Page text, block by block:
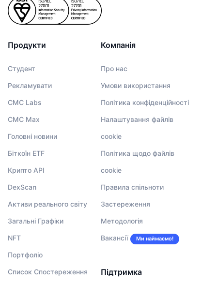
Продукти
Студент
Рекламувати
CMC Labs
CMC Max
Головні новини
Біткоїн ETF
Крипто API
DexScan
Активи реального світу
Загальні Графіки
NFT
Портфоліо
Список Спостереження
Компанія
Про нас
Умови використання
Політика конфіденційності
Налаштування файлів
cookie
Політика щодо файлів
cookie
Правила спільноти
Застереження
Методологія
Вакансії Ми наймаємо!
Підтримка